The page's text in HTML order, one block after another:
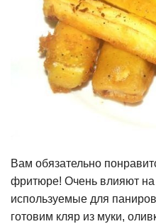
Вам обязательно
фритюре! Очень влияют на
используемые для
готовим кляр из муки,